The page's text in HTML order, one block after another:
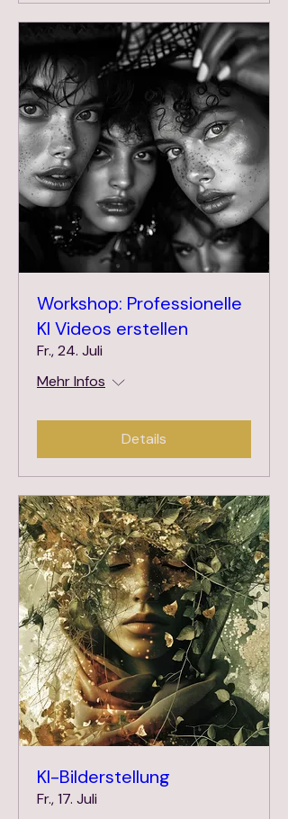
Workshop: Professionelle
KI Videos erstellen
Fr., 24. Juli
Mehr Infos
Details
KI-Bilderstellung
Fr., 17. Juli